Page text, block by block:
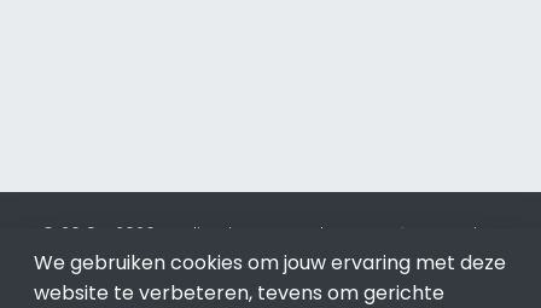
© 2019 - 2026 Realisatie en SEO door SEO-bureau
Lion
Internet. Betaal alleen voor bewezen resultaten?SEO
optimalisatie No Cure No Pay.Rijswijkis onderdeel van Lion
We gebruiken cookies om jouw ervaring met deze
website te verbeteren, tevens om gerichte